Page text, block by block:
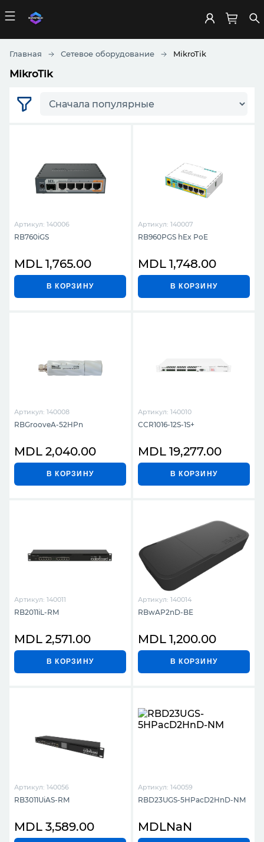
Главная Сетевое оборудование MikroTik
MikroTik
Артикул: 140006
RB760iGS
MDL 1,765.00
В КОРЗИНУ
Артикул: 140007
RB960PGS hEx PoE
MDL 1,748.00
В КОРЗИНУ
Артикул: 140008
RBGrooveA-52HPn
MDL 2,040.00
В КОРЗИНУ
Артикул: 140010
CCR1016-12S-1S+
MDL 19,277.00
В КОРЗИНУ
Артикул: 140011
RB2011iL-RM
MDL 2,571.00
В КОРЗИНУ
Артикул: 140014
RBwAP2nD-BE
MDL 1,200.00
В КОРЗИНУ
Артикул: 140056
RB3011UiAS-RM
MDL 3,589.00
Артикул: 140059
RBD23UGS-5HPacD2HnD-NM
MDLNaN